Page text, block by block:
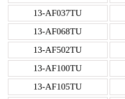
13-AF037TU
13-AF068TU
13-AF502TU
13-AF100TU
13-AF105TU